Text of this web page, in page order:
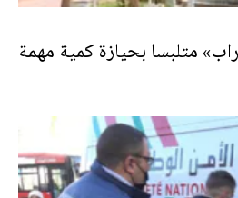
متلبسا بحيازة كمية مهمة